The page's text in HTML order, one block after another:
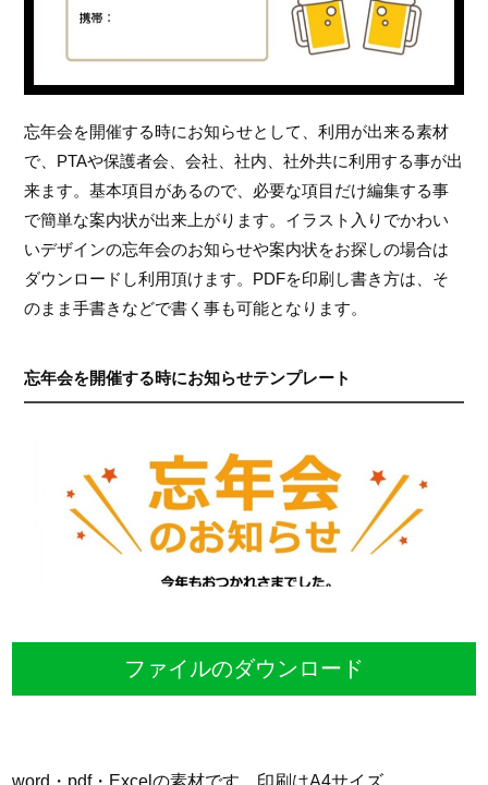
忘年会を開催する時にお知らせとして、利用が出来る素材
で、PTAや保護者会、会社、社内、社外共に利用する事が出
来ます。基本項目があるので、必要な項目だけ編集する事
で簡単な案内状が出来上がります。イラスト入りでかわい
いデザインの忘年会のお知らせや案内状をお探しの場合は
ダウンロードし利用頂けます。PDFを印刷し書き方は、そ
のまま手書きなどで書く事も可能となります。
忘年会を開催する時にお知らせテンプレート
ファイルのダウンロード
word・pdf・Excelの素材です。印刷はA4サイズ